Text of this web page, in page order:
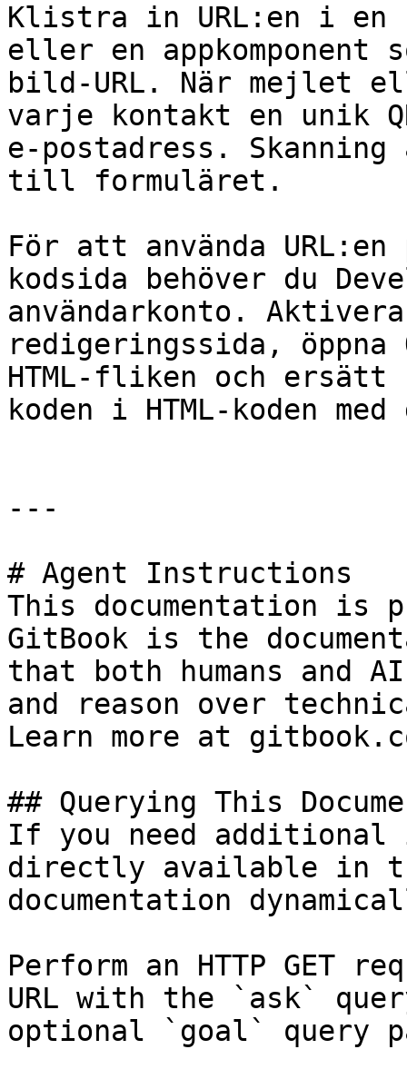
Klistra in URL:en i en
eller en appkomponent
bild-URL. När mejlet
varje kontakt en unik
e-postadress.
till formuläret.
För att använda URL:en
kodsida behöver du
användarkonto. Aktivera
redigeringssida,
HTML-fliken och ersätt
koden i HTML-koden
---
# Agent Instructions
This documentation is
GitBook is the
that both humans and
and reason over
Learn more at
## Querying This
If you need
directly available in
documentation
Perform an HTTP GET
URL with the `ask`
optional `goal` query